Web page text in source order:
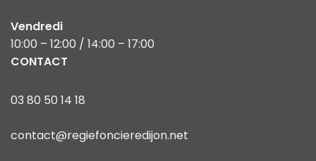
Vendredi
10:00 – 12:00 / 14:00 – 17:00
CONTACT
03 80 50 14 18
contact@regiefoncieredijon.net